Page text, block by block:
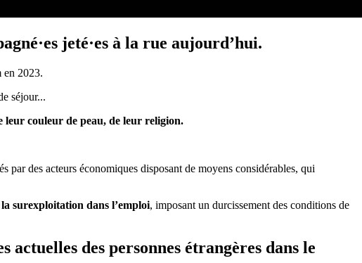
jeté·es à la rue aujourd’hui.
en 2023.
séjour...
leur couleur de peau, de leur religion.
par des acteurs économiques disposant de moyens considérables, qui
surexploitation dans l’emploi, imposant un durcissement des conditions de
des personnes étrangères dans le